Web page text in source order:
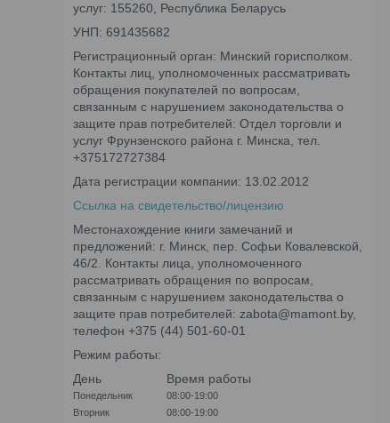
услуг: 155260, Республика Беларусь
УНП: 691435682
Регистрационный орган: Минский горисполком.
Контакты лиц, уполномоченных рассматривать
обращения покупателей по вопросам,
связанным с нарушением законодательства о
защите прав потребителей: Отдел торговли и
услуг Фрунзенского района г. Минска, тел.
+375172727384
Дата регистрации компании: 13.02.2012
Ссылка на свидетельство/лицензию
Местонахождение книги замечаний и
предложений: г. Минск, пер. Софьи Ковалевской,
46/2. Контакты лица, уполномоченного
рассматривать обращения по вопросам,
связанным с нарушением законодательства о
защите прав потребителей: zabota@mamont.by,
телефон +375 (44) 501-60-01
Режим работы:
День
Время работы
Понедельник
08:00-19:00
Вторник
08:00-19:00